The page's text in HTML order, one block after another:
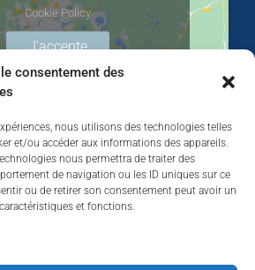
consentement des
nous utilisons des technologies telles
et/ou accéder aux informations des appareils.
nous permettra de traiter des
de navigation ou les ID uniques sur ce
ou de retirer son consentement peut avoir un
et fonctions.
Cookie Policy
J’accepte